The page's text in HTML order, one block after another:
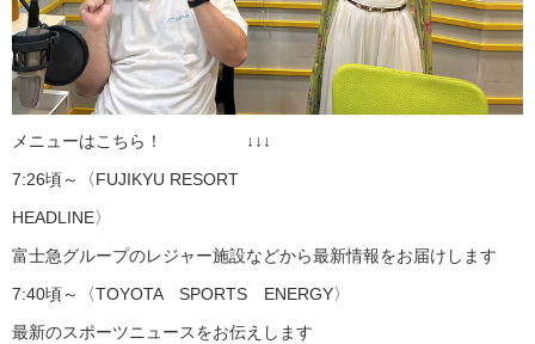
メニューはこちら！ ↓↓↓
7:26頃～〈FUJIKYU RESORT
HEADLINE〉
富士急グループのレジャー施設などから最新情報をお届けします
7:40頃～〈TOYOTA SPORTS ENERGY〉
最新のスポーツニュースをお伝えします